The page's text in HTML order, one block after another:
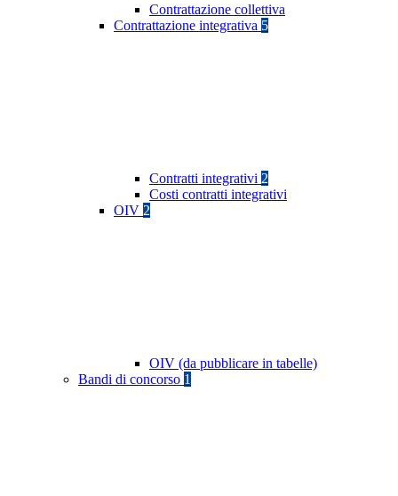
Contrattazione collettiva
Contrattazione integrativa 5
Contratti integrativi 2
Costi contratti integrativi
OIV 2
OIV (da pubblicare in tabelle)
Bandi di concorso 1